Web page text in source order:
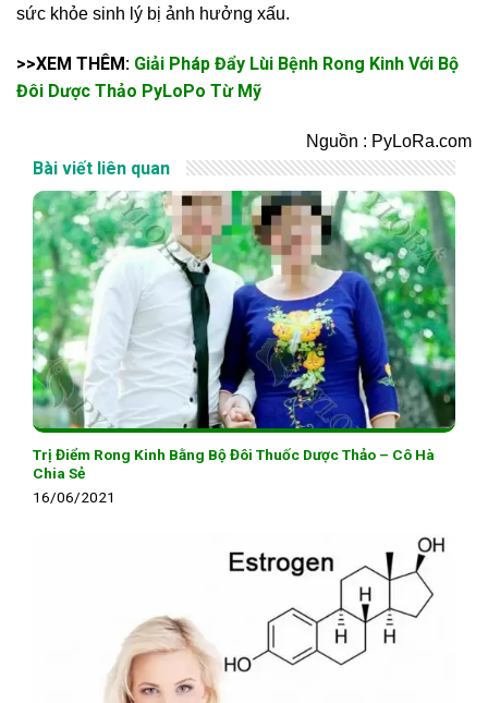
sức khỏe sinh lý bị ảnh hưởng xấu.
>>XEM THÊM: Giải Pháp Đẩy Lùi Bệnh Rong Kinh Với Bộ
Đôi Dược Thảo PyLoPo Từ Mỹ
Nguồn : PyLoRa.com
Bài viết liên quan
Trị Điểm Rong Kinh Bằng Bộ Đôi Thuốc Dược Thảo – Cô Hà
Chia Sẻ
16/06/2021